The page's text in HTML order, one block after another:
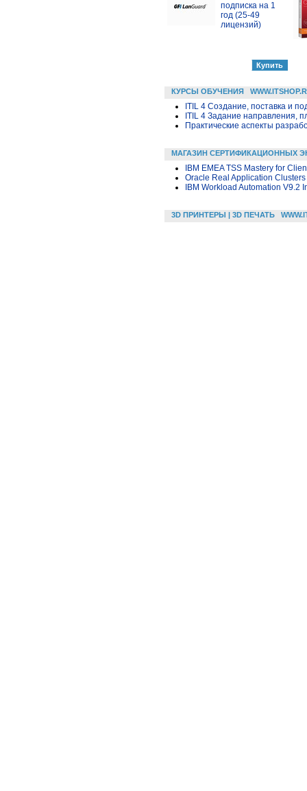
подписка на 1
год (25-49
лицензий)
КУРСЫ ОБУЧЕНИЯ
ITIL 4 Создание, поставка и
ITIL 4 Задание направления,
Практические аспекты
МАГАЗИН СЕРТИФИКАЦИОННЫХ
IBM EMEA TSS Mastery for
Oracle Real Application
IBM Workload Automation V9.2
3D ПРИНТЕРЫ | 3D ПЕЧАТЬ